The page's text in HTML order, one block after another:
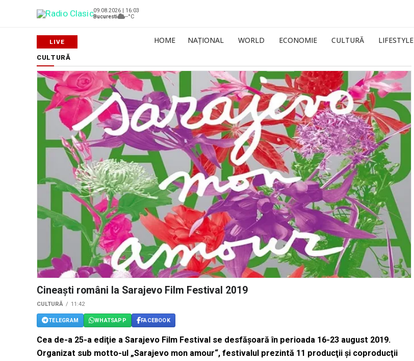
09.08.2026 | 16:03
Bucuresti
--°C
HOME NAȚIONAL WORLD ECONOMIE CULTURĂ LIFESTYLE
CULTURĂ
Cineaşti români la Sarajevo Film Festival 2019
CULTURĂ 11:42
TELEGRAM WHATSAPP FACEBOOK
Cea de-a 25-a ediţie a Sarajevo Film Festival se desfăşoară în perioada 16-23 august 2019.
Organizat sub motto-ul „Sarajevo mon amour“, festivalul prezintă 11 producţii şi coproducţii